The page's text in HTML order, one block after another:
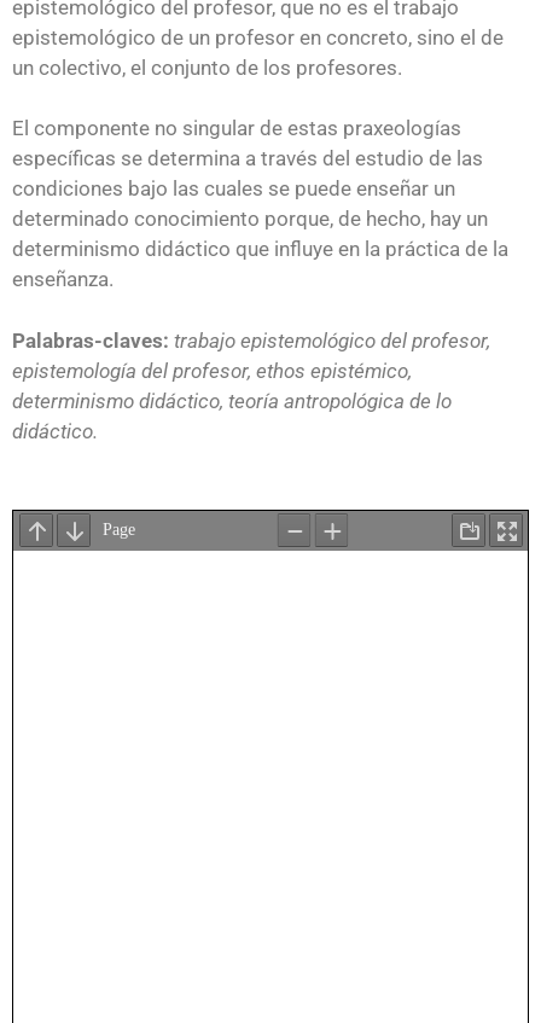
epistemológico del profesor, que no es el trabajo
epistemológico de un profesor en concreto, sino el de
un colectivo, el conjunto de los profesores.
El componente no singular de estas praxeologías
específicas se determina a través del estudio de las
condiciones bajo las cuales se puede enseñar un
determinado conocimiento porque, de hecho, hay un
determinismo didáctico que influye en la práctica de la
enseñanza.
Palabras-claves: trabajo epistemológico del profesor,
epistemología del profesor, ethos epistémico,
determinismo didáctico, teoría antropológica de lo
didáctico.